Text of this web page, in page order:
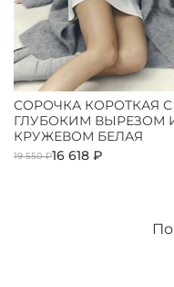
СОРОЧКА КОРОТКАЯ С
ГЛУБОКИМ ВЫРЕЗОМ
КРУЖЕВОМ БЕЛАЯ
19 550 ₽16 618 ₽